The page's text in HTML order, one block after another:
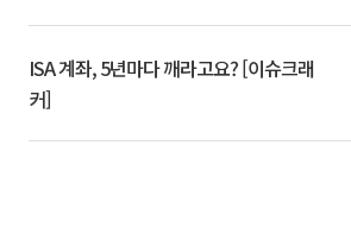
ISA 계좌, 5년마다 깨라고요? [이슈크래
커]